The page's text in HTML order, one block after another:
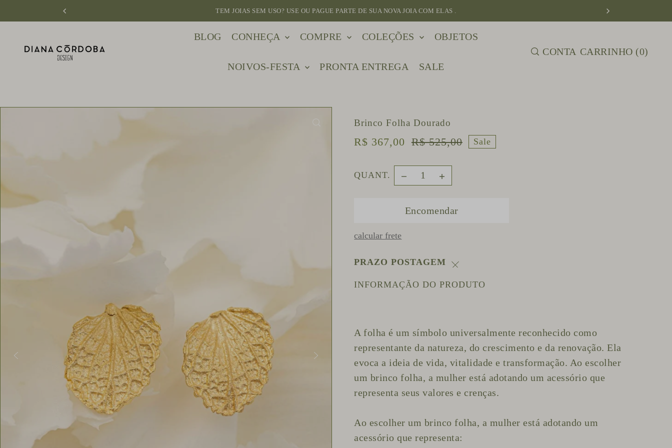
TEM JOIAS SEM USO? USE OU PAGUE PARTE DE SUA NOVA JOIA COM ELAS .
BLOG CONHEÇA COMPRE COLEÇÕES OBJETOS
NOIVOS-FESTA PRONTA ENTREGA SALE
CONTA CARRINHO (0)
Brinco Folha Dourado
R$ 367,00 R$ 525,00 Sale
QUANT.
Encomendar
calcular frete
PRAZO POSTAGEM
-Até 35 dias úteis
-Pronta entrega até 5 dias úteis postagem ou
retirada .
Prezamos muito pela qualidade e como cada
à mão e tudo muito artesanal, nosso trabalho é
fazermos a postagem da sua compra (geralmente
enviamos antes do prazo), mas caso você tenha
INFORMAÇÃO DO PRODUTO
A folha é um símbolo universalmente reconhecido como
representante da natureza, do crescimento e da renovação. Ela
evoca a ideia de vida, vitalidade e transformação. Ao escolher
um brinco folha, a mulher está adotando um acessório que
representa seus valores e crenças.
Ao escolher um brinco folha, a mulher está adotando um
acessório que representa: